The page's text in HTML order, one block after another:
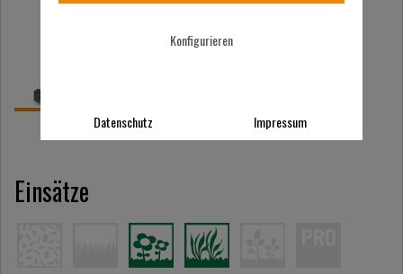
Einsätze
Konfigurieren
Datenschutz Impressum